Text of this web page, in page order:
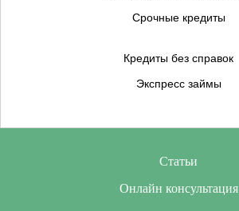
Срочные кредиты
Кредиты без справок
Экспресс займы
Статьи
Онлайн консультация